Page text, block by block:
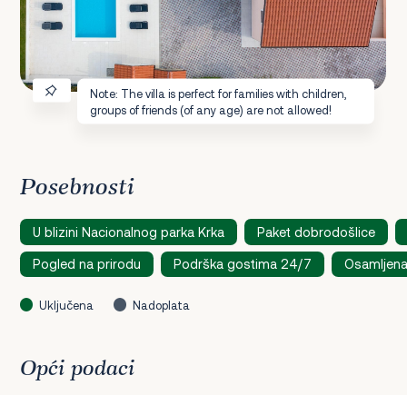
Note: The villa is perfect for families with children,
groups of friends (of any age) are not allowed!
Posebnosti
U blizini Nacionalnog parka Krka Paket dobrodošlice
Pogled na prirodu Podrška gostima 24/7
Uključena Nadoplata
Opći podaci